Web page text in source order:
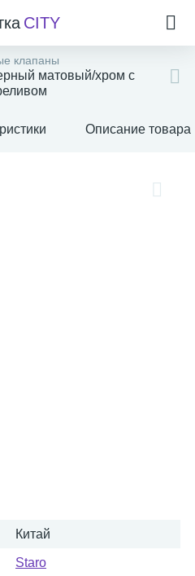
CITY
клапаны
матовый/хром с
Описание товара
Китай
Staro